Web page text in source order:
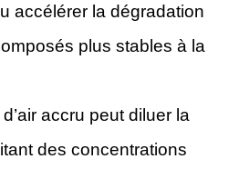
accélérer la dégradation
plus stables à la
accru peut diluer la
des concentrations